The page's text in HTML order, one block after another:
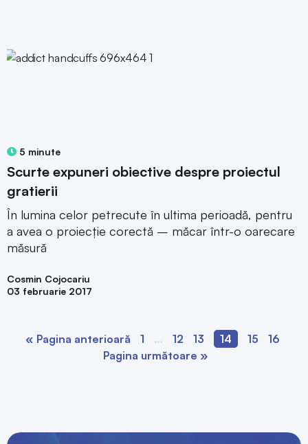
5 minute
Scurte expuneri obiective despre proiectul
gratierii
În lumina celor petrecute în ultima perioadă, pentru
a avea o proiecţie corectă – măcar într-o oarecare
măsură
Cosmin Cojocariu
03 februarie 2017
« Pagina anterioară 1 … 12 13 14 15
16
Pagina următoare »